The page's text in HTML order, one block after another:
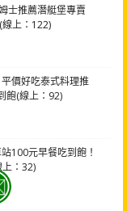
士推薦潛艇堡專賣
上：122)
平價好吃泰式料理推
飽(線上：92)
100元早餐吃到飽！
：32)